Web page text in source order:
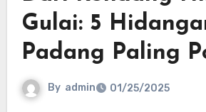
Gulai: 5
Padang Paling
By admin 01/25/2025